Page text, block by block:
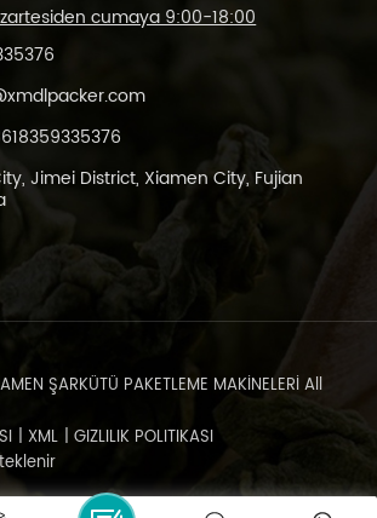
cumaya 9:00-18:00
Jimei District, Xiamen City, Fujian
ŞARKÜTÜ PAKETLEME MAKİNELERİ All
| XML | GIZLILIK POLITIKASI